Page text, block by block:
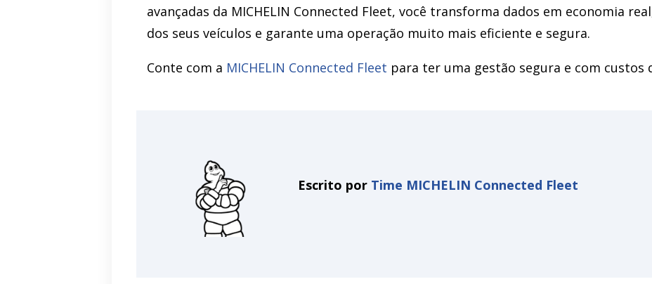
avançadas da MICHELIN Connected Fleet, você transforma dados em economia
dos seus veículos e garante uma operação muito mais eficiente e segura.
Conte com a MICHELIN Connected Fleet para ter uma gestão segura e com custos
Escrito por Time MICHELIN Connected Fleet